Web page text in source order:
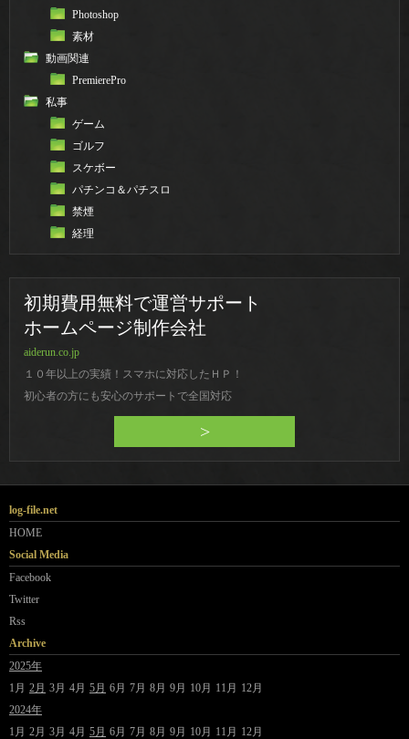
Photoshop
素材
動画関連
PremierePro
私事
ゲーム
ゴルフ
スケボー
パチンコ＆パチスロ
禁煙
経理
初期費用無料で運営サポート
ホームページ制作会社
aiderun.co.jp
１０年以上の実績！スマホに対応したＨＰ！
初心者の方にも安心のサポートで全国対応
>
log-file.net
HOME
Social Media
Facebook
Twitter
Rss
Archive
2025年
1月 2月 3月 4月 5月 6月 7月 8月 9月 10月 11月 12月
2024年
1月 2月 3月 4月 5月 6月 7月 8月 9月 10月 11月 12月